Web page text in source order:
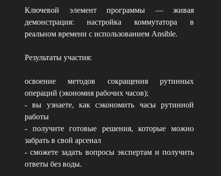
Ключевой элемент программы — живая
демонстрация: настройка коммутатора в
реальном времени с использованием Ansible.
Результаты участия:
освоение методов сокращения рутинных
операций (экономия рабочих часов);
- вы узнаете, как сэкономить часы рутинной
работы
- получите готовые решения, которые можно
забрать в свой арсенал
- сможете задать вопросы экспертам и получить
ответы без воды.